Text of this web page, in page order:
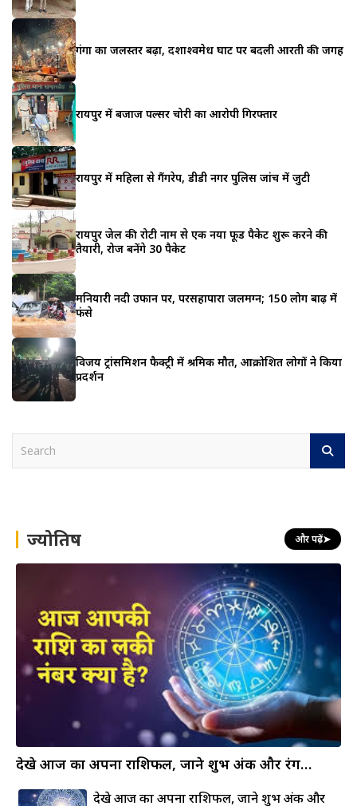
गंगा का जलस्तर बढ़ा, दशाश्वमेध घाट पर बदली आरती की जगह
रायपुर में बजाज पल्सर चोरी का आरोपी गिरफ्तार
रायपुर में महिला से गैंगरेप, डीडी नगर पुलिस जांच में जुटी
रायपुर जेल की रोटी नाम से एक नया फूड पैकेट शुरू करने की
तैयारी, रोज बनेंगे 30 पैकेट
मनियारी नदी उफान पर, परसहापारा जलमग्न; 150 लोग बाढ़ में
फंसे
विजय ट्रांसमिशन फैक्ट्री में श्रमिक मौत, आक्रोशित लोगों ने किया
प्रदर्शन
h ज्योतिष और पढ़ें➤
देखे आज का अपना राशिफल, जाने शुभ अंक और रंग…
देखे आज का अपना राशिफल, जाने शुभ अंक और